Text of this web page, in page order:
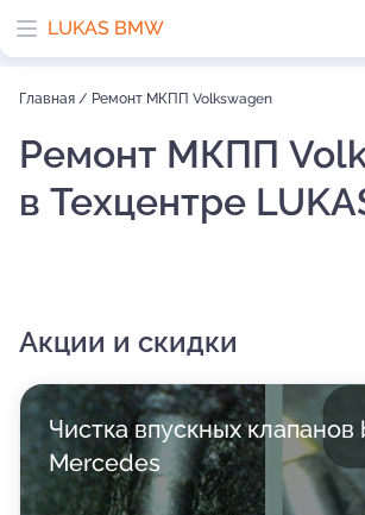
LUKAS BMW
Главная / Ремонт МКПП Volkswagen
Ремонт МКПП
в Техцентре
Акции и скидки
Чистка впускных клапанов
Mercedes